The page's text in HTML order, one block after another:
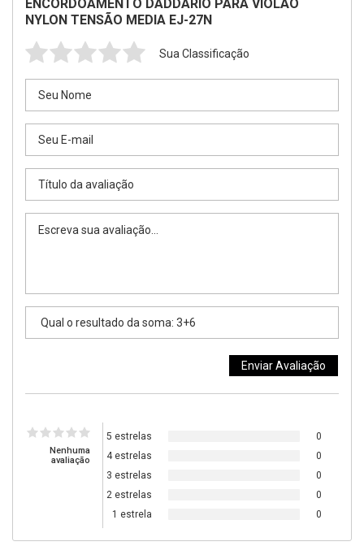
ENCORDOAMENTO DADDARIO PARA VIOLÃO
NYLON TENSÃO MEDIA EJ-27N
Sua Classificação
Nenhuma
avaliação
5 estrelas
0
4 estrelas
0
3 estrelas
0
2 estrelas
0
1 estrela
0